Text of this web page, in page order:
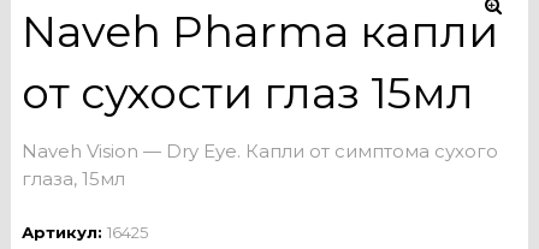
🔍
Naveh Pharma капли
от сухости глаз 15мл
Naveh Vision — Dry Eye. Капли от симптома сухого
глаза, 15мл
Артикул: 16425